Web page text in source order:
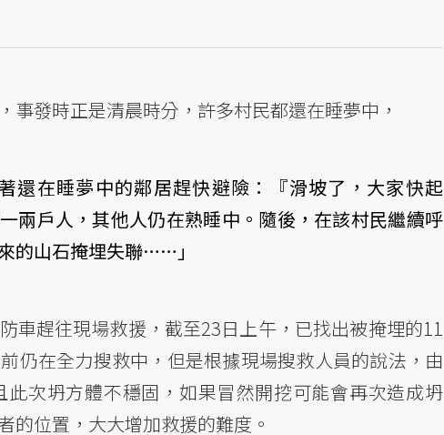
發時正是清晨時分，許多村民都還在睡夢中，
還在睡夢中的鄰居趕快避險：『滑坡了，大家快起
戶人，其他人仍在熟睡中。隨後，在該村民繼續呼
的山石掩埋失聯……」
車趕往現場救援，截至23日上午，已找出被掩埋的11
仍在全力搜救中，但是根據現場搜救人員的說法，由
次坍方體不穩固，如果冒然開挖可能會再次造成坍
的位置，大大增加救援的難度。